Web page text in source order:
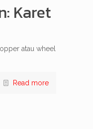
Karet
atau wheel
Read more